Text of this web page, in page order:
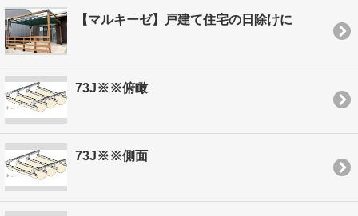
【マルキーゼ】戸建て住宅の日除けに
73J※※俯瞰
73J※※側面